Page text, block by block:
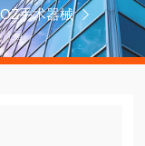
手术器械
具